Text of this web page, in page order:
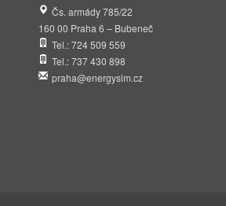
Čs. armády 785/22
160 00 Praha 6 – Bubeneč
Tel.: 724 509 559
Tel.: 737 430 898
praha@energysim.cz